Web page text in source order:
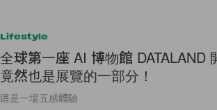
Lifestyle
全球第一座 AI 博物館 DATALAND
竟然也是展覽的一部分！
這是一場五感體驗